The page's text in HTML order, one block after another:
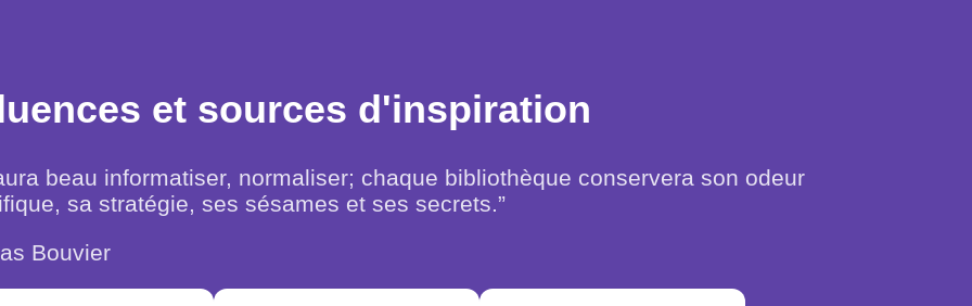
et sources d'inspiration
beau informatiser, normaliser; chaque bibliothèque conservera son odeur
sa stratégie, ses sésames et ses secrets.”
Bouvier